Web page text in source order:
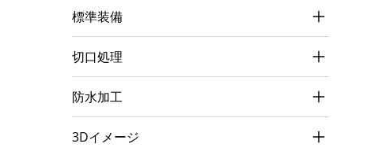
標準装備
切口処理
防水加工
3Dイメージ